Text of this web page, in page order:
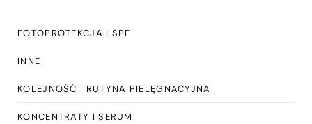
FOTOPROTEKCJA I SPF
INNE
KOLEJNOŚĆ I RUTYNA PIELĘGNACYJNA
KONCENTRATY I SERUM